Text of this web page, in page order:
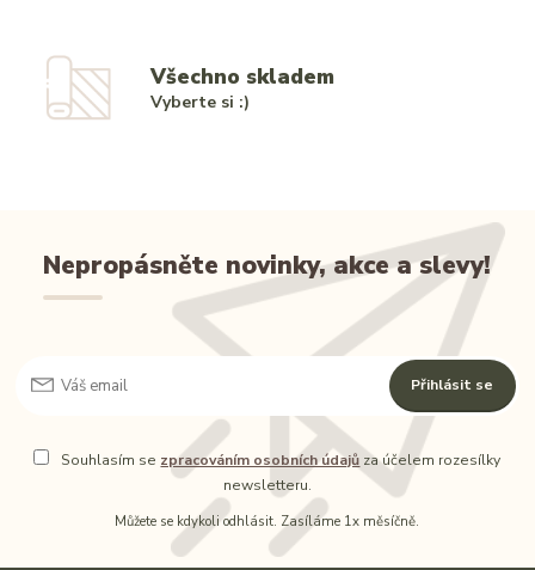
Všechno skladem
Vyberte si :)
Nepropásněte novinky, akce a slevy!
Přihlásit se
Souhlasím se zpracováním osobních údajů za účelem rozesílky
newsletteru.
Můžete se kdykoli odhlásit. Zasíláme 1x měsíčně.